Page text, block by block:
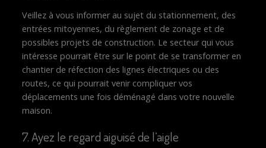
Veillez à vous informer au sujet du stationnement, des
entrées mitoyennes, du règlement de zonage et de
possibles projets de construction. Le secteur qui vous
intéresse pourrait être sur le point de se transformer en
chantier de réfection des lignes électriques ou des
routes, ce qui pourrait venir compliquer vos
déplacements une fois déménagé dans votre nouvelle
maison.
7. Ayez le regard aiguisé de l’aigle